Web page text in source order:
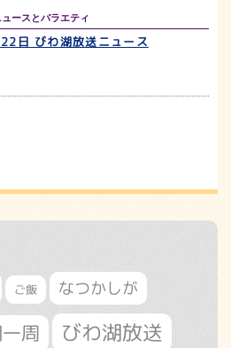
ュースとバラエティ
日 びわ湖放送ニュース
ご飯 なつかしが
周 びわ湖放送